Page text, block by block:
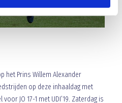
het Prins Willem Alexander
op deze inhaaldag met
JO 17-1 met UDI’19. Zaterdag is